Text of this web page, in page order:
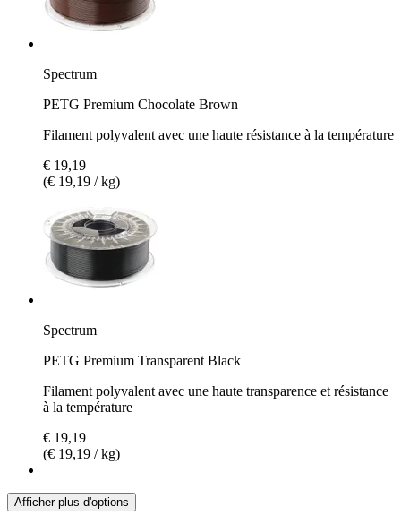
Spectrum
PETG Premium Chocolate Brown
Filament polyvalent avec une haute résistance à la température
€ 19,19
(€ 19,19 / kg)
Spectrum
PETG Premium Transparent Black
Filament polyvalent avec une haute transparence et résistance
à la température
€ 19,19
(€ 19,19 / kg)
Afficher plus d'options